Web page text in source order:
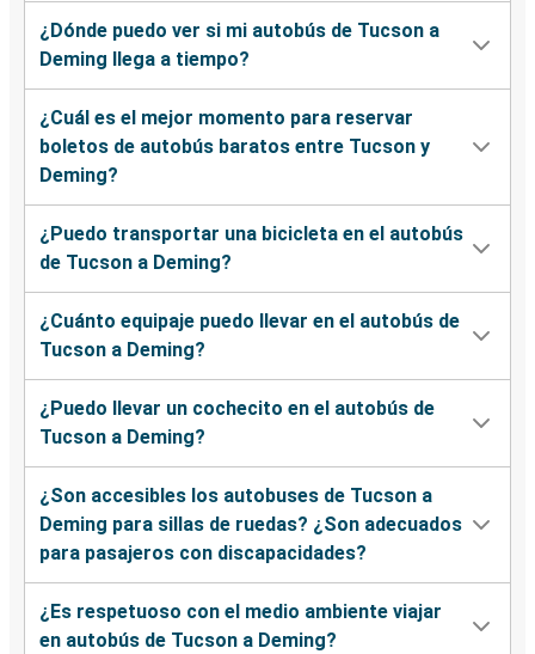
¿Dónde puedo ver si mi autobús de Tucson a
Deming llega a tiempo?
¿Cuál es el mejor momento para reservar
boletos de autobús baratos entre Tucson y
Deming?
¿Puedo transportar una bicicleta en el autobús
de Tucson a Deming?
¿Cuánto equipaje puedo llevar en el autobús de
Tucson a Deming?
¿Puedo llevar un cochecito en el autobús de
Tucson a Deming?
¿Son accesibles los autobuses de Tucson a
Deming para sillas de ruedas? ¿Son adecuados
para pasajeros con discapacidades?
¿Es respetuoso con el medio ambiente viajar
en autobús de Tucson a Deming?